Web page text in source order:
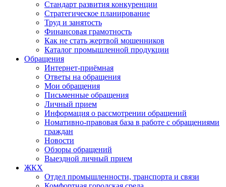
Стандарт развития конкуренции
Стратегическое планирование
Труд и занятость
Финансовая грамотность
Как не стать жертвой мошенников
Каталог промышленной продукции
Обращения
Интернет-приёмная
Ответы на обращения
Мои обращения
Письменные обращения
Личный прием
Информация о рассмотрении обращений
Номативно-правовая база в работе с обращениями
граждан
Новости
Обзоры обращений
Выездной личный прием
ЖКХ
Отдел промышленности, транспорта и связи